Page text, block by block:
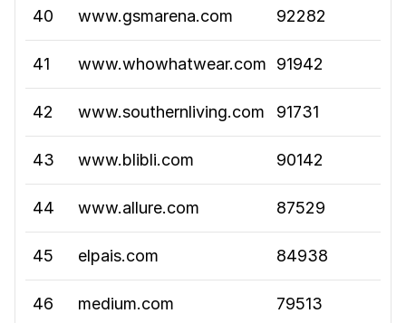
40 www.gsmarena.com 92282
41 www.whowhatwear.com 91942
42 www.southernliving.com 91731
43 www.blibli.com 90142
44 www.allure.com 87529
45 elpais.com 84938
46 medium.com 79513